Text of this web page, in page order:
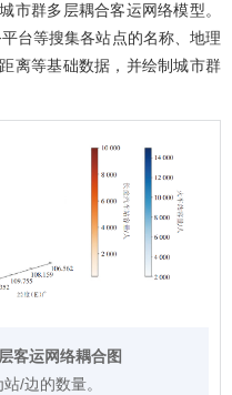
市群多层耦合客运网络模型。
台等搜集各站点的名称、地理
离等基础数据，并绘制城市群
客运网络耦合图
/边的数量。